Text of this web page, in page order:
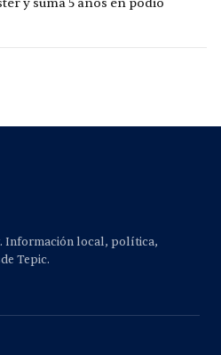
y suma 5 años en podio
Información local, política,
Tepic.